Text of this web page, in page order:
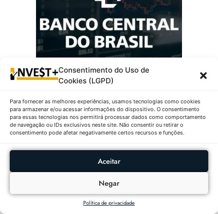
Consentimento do Uso de
Cookies (LGPD)
Para fornecer as melhores experiências, usamos tecnologias como cookies
para armazenar e/ou acessar informações do dispositivo. O consentimento
para essas tecnologias nos permitirá processar dados como comportamento
de navegação ou IDs exclusivos neste site. Não consentir ou retirar o
consentimento pode afetar negativamente certos recursos e funções.
Aceitar
Negar
Política de privacidade
Mais Populares:
Ações Com Maiores Altas E
Baixas No IBOVESPA Em
05/08/2026
5 DE AGOSTO DE 2026
Fundos Imobiliários Com
Maiores Altas E Baixas Em
05/08/2026